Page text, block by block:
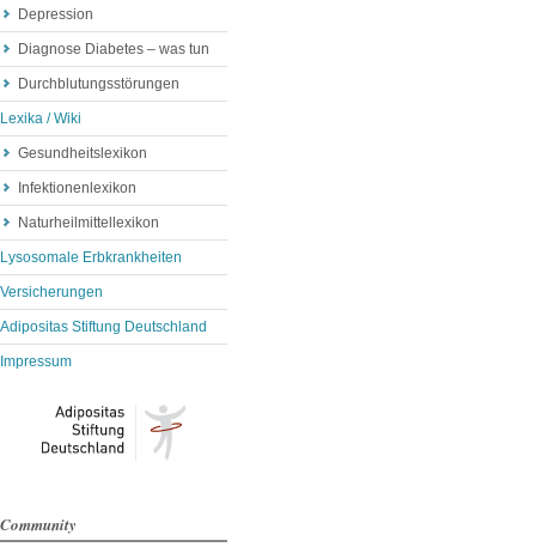
Depression
Diagnose Diabetes – was tun
Durchblutungsstörungen
Lexika / Wiki
Gesundheitslexikon
Infektionenlexikon
Naturheilmittellexikon
Lysosomale Erbkrankheiten
Versicherungen
Adipositas Stiftung Deutschland
Impressum
Community